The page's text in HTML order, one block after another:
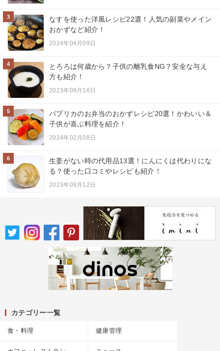
3
なすを使った洋風レシピ22選！人気の副菜やメイン
おかずなど紹介！
2024年04月09日
4
とろろは何歳から？子供の離乳食NG？安全な与え
方も紹介！
2023年09月16日
5
パプリカのお弁当のおかずレシピ20選！かわいい＆
子供が喜ぶ料理を紹介！
2024年02月08日
6
生姜がない時の代用品13選！にんにくは代わりにな
る？使った口コミやレシピも紹介！
2023年09月12日
カテゴリー一覧
食・料理 健康管理